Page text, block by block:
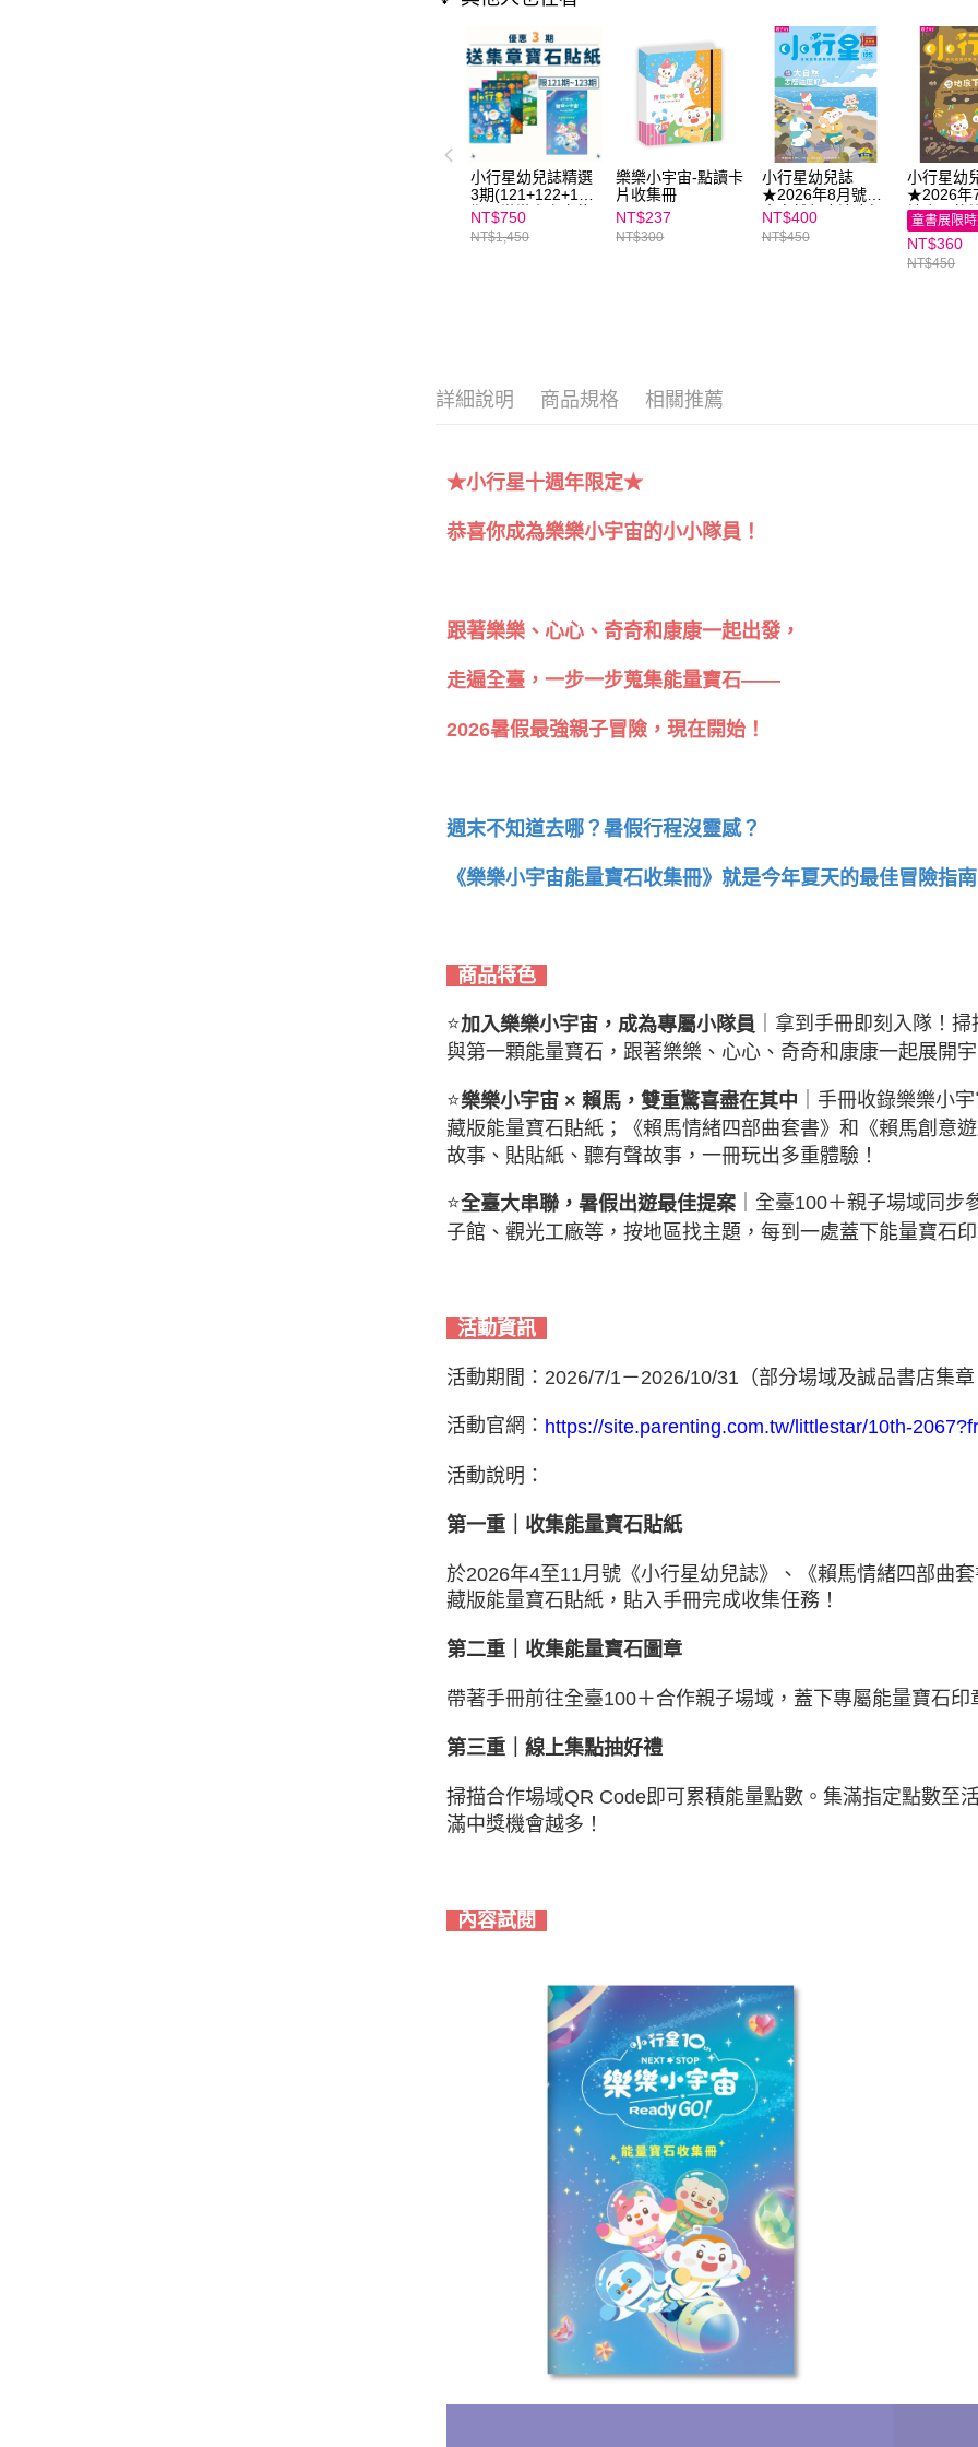
任。
４．使用
即時審查
結果請求
５．嚴禁
形，恩沛
動。
小行星幼兒誌精選
3期(121+122+123
期)+樂樂小宇宙能
量寶石收集冊
NT$750
NT$1,450
樂樂小宇宙-點讀卡
片收集冊
NT$237
NT$300
小行星幼兒誌
★2026年8月號★
大自然怎麼這麼好
看 ｜隨刊加贈能量
寶石收集冊
NT$400
NT$450
小行星幼
★2026年
地底下的
刊加贈能
集冊
童書展限
NT$360
NT$450
詳細說明 商品規格 相關推薦
★小行星十週年限定★
恭喜你成為樂樂小宇宙的小小隊員！
跟著樂樂、心心、奇奇和康康一起出發，
走遍全臺，一步一步蒐集能量寶石——
2026暑假最強親子冒險，現在開始！
週末不知道去哪？暑假行程沒靈感？
《樂樂小宇宙能量寶石收集冊》就是今年夏天的最佳冒險指
商品特色
⭐️加入樂樂小宇宙，成為專屬小隊員 ｜拿到手冊即刻入隊！
與第一顆能量寶石，跟著樂樂、心心、奇奇和康康一起展開
⭐️樂樂小宇宙 × 賴馬，雙重驚喜盡在其中 ｜手冊收錄樂樂小
藏版能量寶石貼紙；《賴馬情緒四部曲套書》和《賴馬創意
故事、貼貼紙、聽有聲故事，一冊玩出多重體驗！
⭐️全臺大串聯，暑假出遊最佳提案 ｜全臺100＋親子場域同
子館、觀光工廠等，按地區找主題，每到一處蓋下能量寶石
活動資訊
活動期間：2026/7/1－2026/10/31（部分場域及誠品書店集
活動官網： https://site.parenting.com.tw/littlestar/10th-
活動說明：
第一重｜收集能量寶石貼紙
於2026年4至11月號《小行星幼兒誌》、《賴馬情緒四部曲
藏版能量寶石貼紙，貼入手冊完成收集任務！
第二重｜收集能量寶石圖章
帶著手冊前往全臺100＋合作親子場域，蓋下專屬能量寶石
第三重｜線上集點抽好禮
掃描合作場域QR Code即可累積能量點數。集滿指定點數至
滿中獎機會越多！
內容試閱